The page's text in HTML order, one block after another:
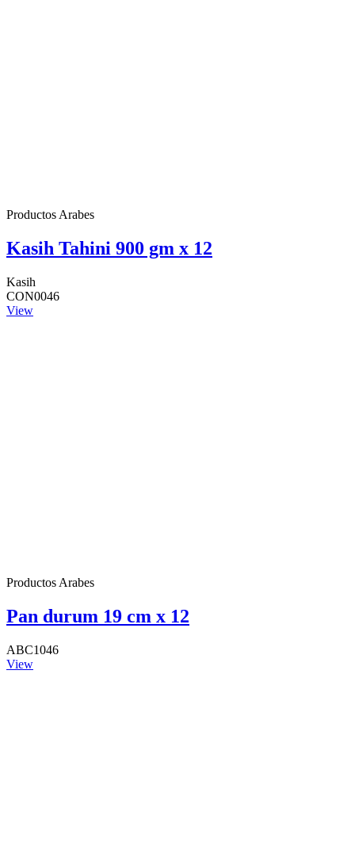
Productos Arabes
Kasih Tahini 900 gm x 12
Kasih
CON0046
View
Productos Arabes
Pan durum 19 cm x 12
ABC1046
View